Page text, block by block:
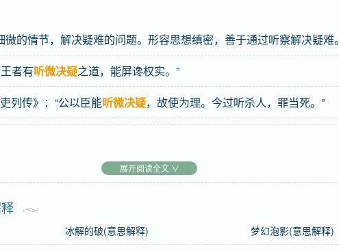
的情节，解决疑难的问题。形容思想缜密，善于通过听察解决疑难。
者有听微决疑之道，能屏谗权实。”
列传》：“公以臣能听微决疑，故使为理。今过听杀人，罪当死。”
ˊ
展开阅读全文 ∨
冰解的破(意思解释) 梦幻泡影(意思解释)